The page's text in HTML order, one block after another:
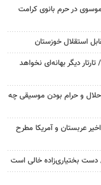
در حرم بانوی کرامت
استقلال خوزستان
دیگر بهانه‌ای نخواهد
حلال و حرام بودن موسیقی چه
عربستان و آمریکا مطرح
دست بختیاری‌زاده خالی است